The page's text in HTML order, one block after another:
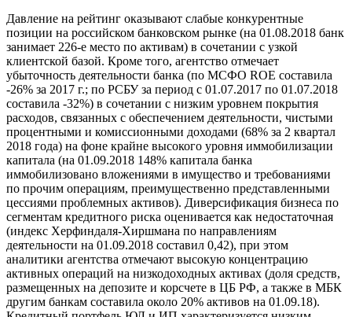
Давление на рейтинг оказывают слабые конкурентные
позиции на российском банковском рынке (на 01.08.2018 банк
занимает 226-е место по активам) в сочетании с узкой
клиентской базой. Кроме того, агентство отмечает
убыточность деятельности банка (по МСФО ROE составила
-26% за 2017 г.; по РСБУ за период с 01.07.2017 по 01.07.2018
составила -32%) в сочетании с низким уровнем покрытия
расходов, связанных с обеспечением деятельности, чистыми
процентными и комиссионными доходами (68% за 2 квартал
2018 года) на фоне крайне высокого уровня иммобилизации
капитала (на 01.09.2018 148% капитала банка
иммобилизовано вложениями в имущество и требованиями
по прочим операциям, преимущественно представленными
цессиями проблемных активов). Диверсификация бизнеса по
сегментам кредитного риска оценивается как недостаточная
(индекс Херфиндаля-Хиршмана по направлениям
деятельности на 01.09.2018 составил 0,42), при этом
аналитики агентства отмечают высокую концентрацию
активных операций на низкодоходных активах (доля средств,
размещенных на депозите и корсчете в ЦБ РФ, а также в МБК
другим банкам составила около 20% активов на 01.09.18).